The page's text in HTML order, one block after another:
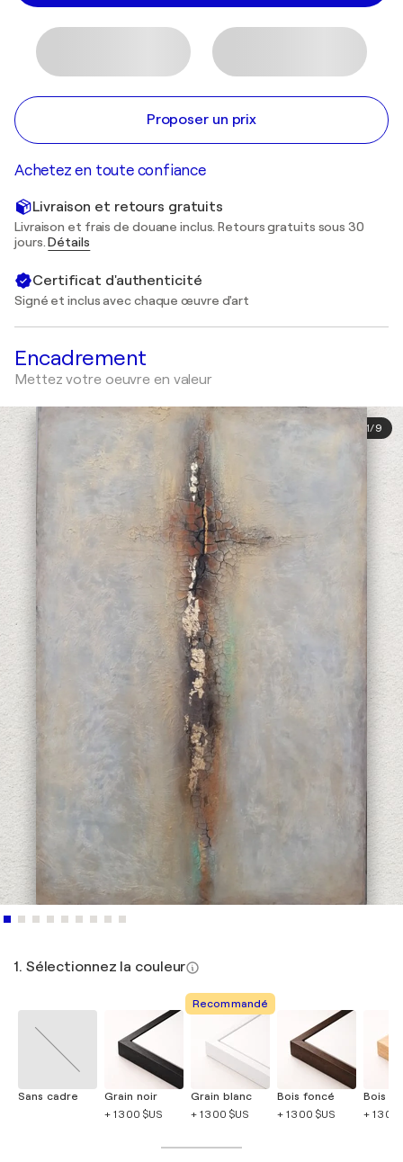
Proposer un prix
Achetez en toute confiance
Livraison et retours gratuits
Livraison et frais de douane inclus. Retours gratuits sous 30
jours.Détails
Certificat d'authenticité
Signé et inclus avec chaque œuvre d'art
Encadrement
Mettez votre oeuvre en valeur
1/9
1. Sélectionnez la couleur
Sans cadre
Grain noir
+ 1 300 $US
Recommandé
Grain blanc
+ 1 300 $US
Bois foncé
+ 1 300 $US
Bois
+ 1 300